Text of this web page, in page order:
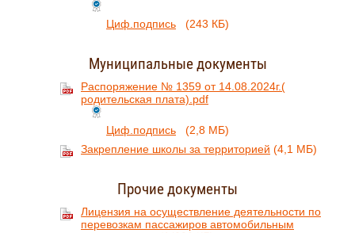
Циф.подпись (243 КБ)
Муниципальные документы
Распоряжение № 1359 от 14.08.2024г.(
родительская плата).pdf
Циф.подпись
(2,8 МБ)
Закрепление школы за территорией (4,1 МБ)
Прочие документы
Лицензия на осуществление деятельности по
перевозкам пассажиров автомобильным